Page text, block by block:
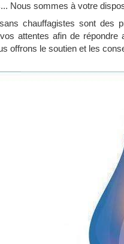
Nous sommes à votre
chauffagistes sont des
attentes afin de
offrons le soutien et les